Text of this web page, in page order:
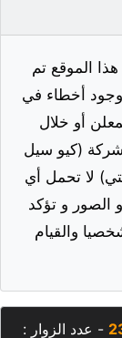
الموقع تم
وجود أخطاء في
أو خلال
شركة (كيو سيل
لا تحمل أي
الصور و تؤكد
والقيام
- عدد الزوار :